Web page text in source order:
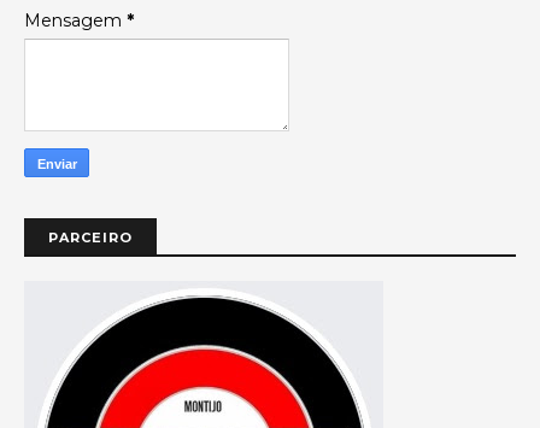
Mensagem *
PARCEIRO